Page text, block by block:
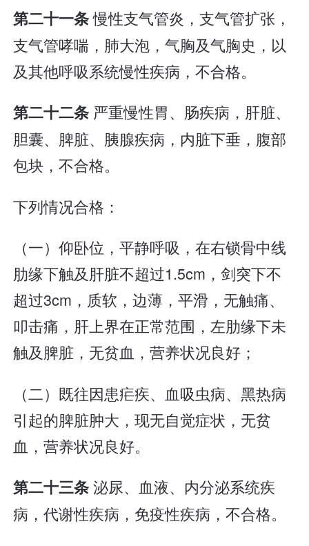
第二十一条慢性支气管炎，支气管扩张，
支气管哮喘，肺大泡，气胸及气胸史，以
及其他呼吸系统慢性疾病，不合格。
第二十二条 严重慢性胃、肠疾病，肝脏、
胆囊、脾脏、胰腺疾病，内脏下垂，腹部
包块，不合格。
下列情况合格：
（一）仰卧位，平静呼吸，在右锁骨中线
肋缘下触及肝脏不超过1.5cm，剑突下不
超过3cm，质软，边薄，平滑，无触痛、
叩击痛，肝上界在正常范围，左肋缘下未
触及脾脏，无贫血，营养状况良好；
（二）既往因患疟疾、血吸虫病、黑热病
引起的脾脏肿大，现无自觉症状，无贫
血，营养状况良好。
第二十三条泌尿、血液、内分泌系统疾
病，代谢性疾病，免疫性疾病，不合格。